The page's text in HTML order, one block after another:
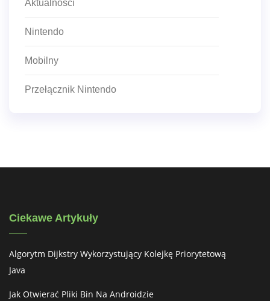
Aktualności
Nintendo
Mobilny
Przełącznik Nintendo
Ciekawe Artykuły
Algorytm Dijkstry Wykorzystujący Kolejkę Priorytetową
Java
Jak Otwierać Pliki Bin Na Androidzie